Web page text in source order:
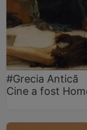
#Grecia Antică
Cine a fost